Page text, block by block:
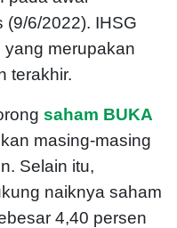
(9/6/2022). IHSG
merupakan
terakhir.
saham BUKA
masing-masing
Selain itu,
naiknya saham
4,40 persen